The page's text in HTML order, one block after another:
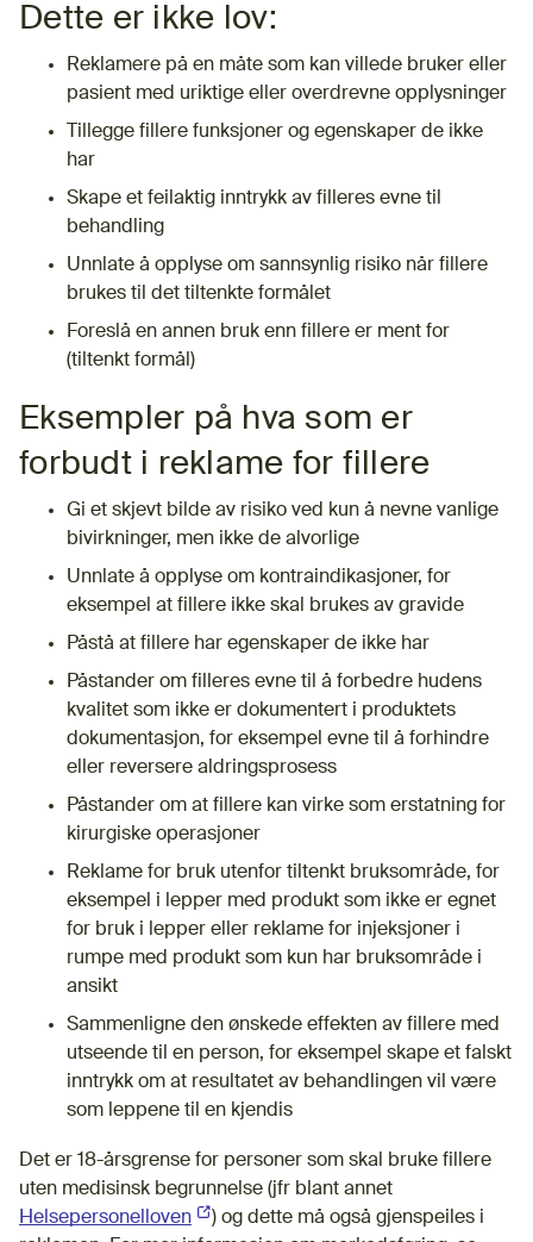
Dette er ikke lov:
Reklamere på en måte som kan villede bruker eller
pasient med uriktige eller overdrevne opplysninger
Tillegge fillere funksjoner og egenskaper de ikke
har
Skape et feilaktig inntrykk av filleres evne til
behandling
Unnlate å opplyse om sannsynlig risiko når fillere
brukes til det tiltenkte formålet
Foreslå en annen bruk enn fillere er ment for
(tiltenkt formål)
Eksempler på hva som er
forbudt i reklame for fillere
Gi et skjevt bilde av risiko ved kun å nevne vanlige
bivirkninger, men ikke de alvorlige
Unnlate å opplyse om kontraindikasjoner, for
eksempel at fillere ikke skal brukes av gravide
Påstå at fillere har egenskaper de ikke har
Påstander om filleres evne til å forbedre hudens
kvalitet som ikke er dokumentert i produktets
dokumentasjon, for eksempel evne til å forhindre
eller reversere aldringsprosess
Påstander om at fillere kan virke som erstatning for
kirurgiske operasjoner
Reklame for bruk utenfor tiltenkt bruksområde, for
eksempel i lepper med produkt som ikke er egnet
for bruk i lepper eller reklame for injeksjoner i
rumpe med produkt som kun har bruksområde i
ansikt
Sammenligne den ønskede effekten av fillere med
utseende til en person, for eksempel skape et falskt
inntrykk om at resultatet av behandlingen vil være
som leppene til en kjendis
Det er 18-årsgrense for personer som skal bruke fillere
uten medisinsk begrunnelse (jfr blant annet
Helsepersonelloven (Ekstern lenke)
) og dette må også gjenspeiles i